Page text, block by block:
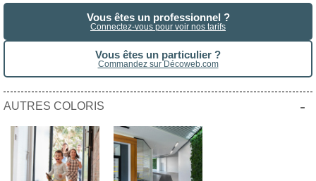
Vous êtes un professionnel ?
Connectez-vous pour voir nos tarifs
Vous êtes un particulier ?
Commandez sur Décoweb.com
AUTRES COLORIS -